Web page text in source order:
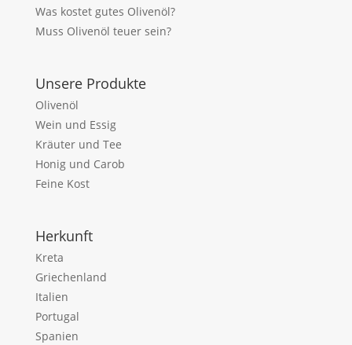
Was kostet gutes Olivenöl?
Muss Olivenöl teuer sein?
Unsere Produkte
Olivenöl
Wein und Essig
Kräuter und Tee
Honig und Carob
Feine Kost
Herkunft
Kreta
Griechenland
Italien
Portugal
Spanien